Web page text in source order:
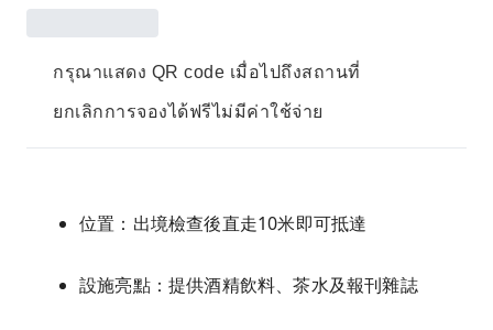
กรุณาแสดง QR code เมื่อไปถึงสถานที่
ยกเลิกการจองได้ฟรีไม่มีค่าใช้จ่าย
位置：出境檢查後直走10米即可抵達
設施亮點：提供酒精飲料、茶水及報刊雜誌